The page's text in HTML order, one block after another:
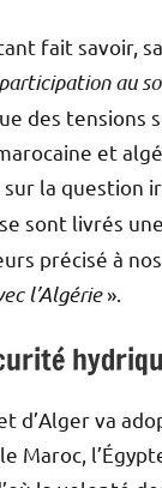
fait savoir,
au
des tensions
et
sur la question
se sont livrés
précisé à
l’Algérie».
d’Alger va
Maroc,